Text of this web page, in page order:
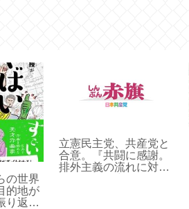
の世界
的地が
り返り
立憲民主党、共産党と
合意。『共闘に感謝。
排外主義の流れに対抗